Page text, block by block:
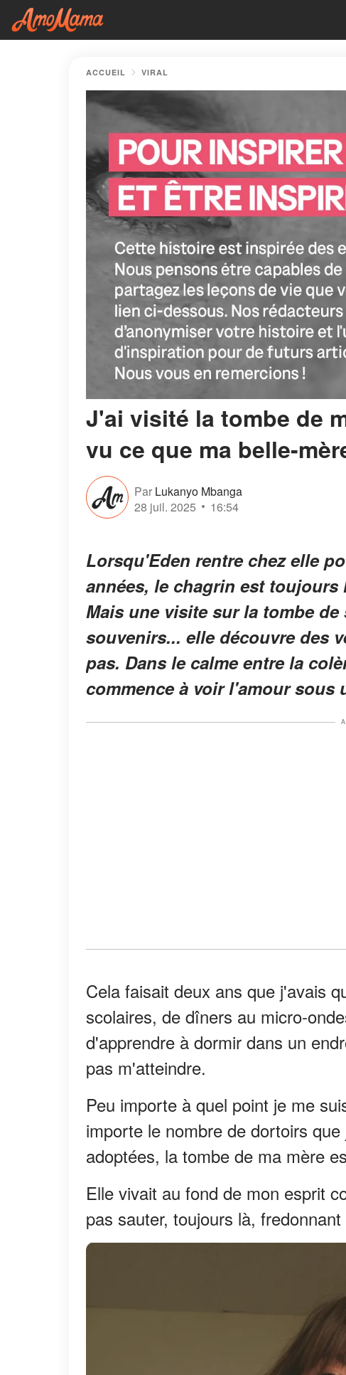
ACCUEIL VIRAL
J'ai visité la tombe de
vu ce que ma belle-
Par Lukanyo Mbanga
28 juil. 2025
16:54
Lorsqu'Eden rentre chez elle
années, le chagrin est
Mais une visite sur la tombe
souvenirs... elle découvre des
pas. Dans le calme entre la
commence à voir l'amour sous
Cela faisait deux ans que j'avais
scolaires, de dîners au micro-
d'apprendre à dormir dans un
pas m'atteindre.
Peu importe à quel point je me
importe le nombre de dortoirs
adoptées, la tombe de ma mère
Elle vivait au fond de mon esprit
pas sauter, toujours là,